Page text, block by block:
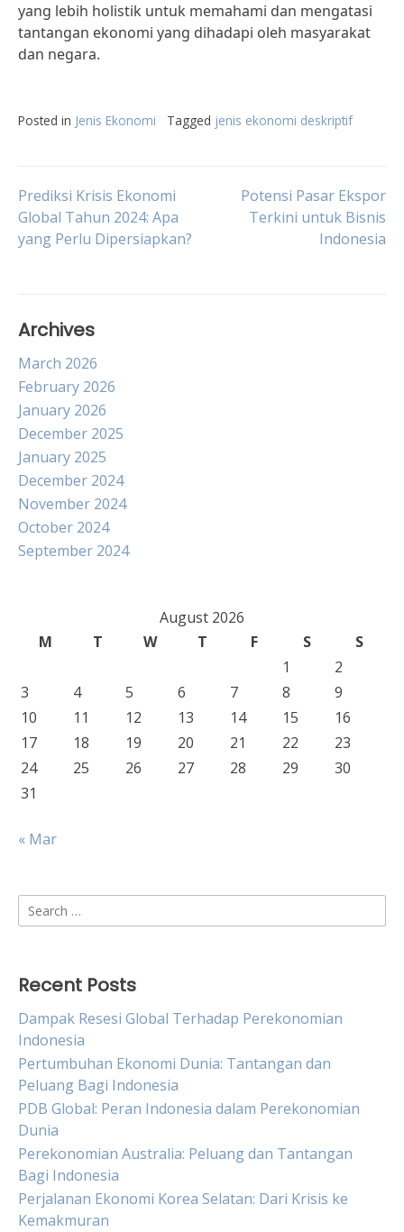
yang lebih holistik untuk memahami dan mengatasi
tantangan ekonomi yang dihadapi oleh masyarakat
dan negara.
Posted in Jenis Ekonomi Tagged jenis ekonomi deskriptif
Post
navigation
Prediksi Krisis Ekonomi
Global Tahun 2024: Apa
yang Perlu Dipersiapkan?
Potensi Pasar Ekspor
Terkini untuk Bisnis
Indonesia
Archives
March 2026
February 2026
January 2026
December 2025
January 2025
December 2024
November 2024
October 2024
September 2024
August 2026
M
T W T F S
S
1
2
3
4 5 6 7 8
9
10
11 12 13 14 15
16
17
18 19 20 21 22
23
24
25 26 27 28 29
30
31
« Mar
Search
for:
Recent Posts
Dampak Resesi Global Terhadap Perekonomian
Indonesia
Pertumbuhan Ekonomi Dunia: Tantangan dan
Peluang Bagi Indonesia
PDB Global: Peran Indonesia dalam Perekonomian
Dunia
Perekonomian Australia: Peluang dan Tantangan
Bagi Indonesia
Perjalanan Ekonomi Korea Selatan: Dari Krisis ke
Kemakmuran